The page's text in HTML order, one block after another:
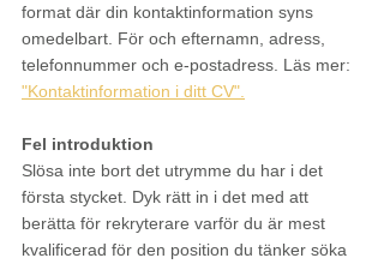
format där din kontaktinformation syns
omedelbart. För och efternamn, adress,
telefonnummer och e-postadress. Läs mer:
"Kontaktinformation i ditt CV".
Fel introduktion
Slösa inte bort det utrymme du har i det
första stycket. Dyk rätt in i det med att
berätta för rekryterare varför du är mest
kvalificerad för den position du tänker söka